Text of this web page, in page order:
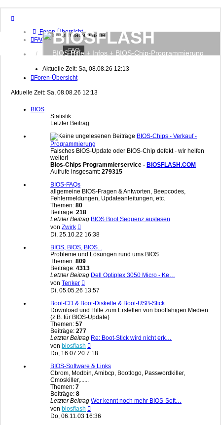
Foren-Übersicht
FAQ
Anmelden
BIOSFLASH
BIOS Hilfe + Infos + BIOS-Chip-Programmierung
FAQ
Aktuelle Zeit: Sa, 08.08.26 12:13
Foren-Übersicht
Aktuelle Zeit: Sa, 08.08.26 12:13
BIOS
Statistik
Letzter Beitrag
BIOS-Chips - Verkauf -
Programmierung
Falsches BIOS-Update oder BIOS-Chip defekt - wir helfen
weiter!
Bios-Chips Programmierservice - BIOSFLASH.COM
Aufrufe insgesamt: 279315
BIOS-FAQs
allgemeine BIOS-Fragen & Antworten, Beepcodes,
Fehlermeldungen, Updateanleitungen, etc.
Themen: 80
Beiträge: 218
Letzter Beitrag BIOS Boot Sequenz auslesen
von Zwirk
Beitrag
Di, 25.10.22 16:38
BIOS, BIOS, BIOS...
Probleme und Lösungen rund ums BIOS
Themen: 809
Beiträge: 4313
Letzter Beitrag Dell Optiplex 3050 Micro - Ke…
von Tenker
Beitrag
Di, 05.05.26 13:57
Boot-CD & Boot-Diskette & Boot-USB-Stick
Download und Hilfe zum Erstellen von bootfähigen Medien
(z.B. für BIOS-Update)
Themen: 57
Beiträge: 277
Letzter Beitrag Re: Boot-Stick wird nicht erk…
von biosflash
Beitrag
Do, 16.07.20 7:18
BIOS-Software & Links
Cbrom, Modbin, Amibcp, Bootlogo, Passwordkiller,
Cmoskiller,......
Themen: 7
Beiträge: 8
Letzter Beitrag Wer kennt noch mehr BIOS-Soft…
von biosflash
Beitrag
Do, 06.11.03 16:36